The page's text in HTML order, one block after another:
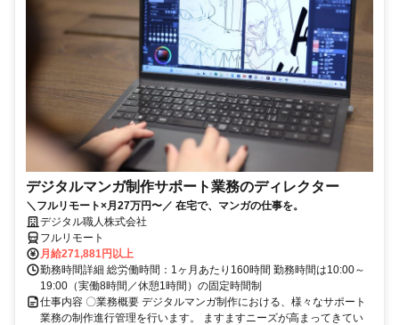
デジタルマンガ制作サポート業務のディレクター
＼フルリモート×月27万円〜／ 在宅で、マンガの仕事を。
デジタル職人株式会社
フルリモート
月給271,881円以上
勤務時間詳細 総労働時間：1ヶ月あたり160時間 勤務時間は10:00～
19:00（実働8時間／休憩1時間）の固定時間制
仕事内容 〇業務概要 デジタルマンガ制作における、様々なサポート
業務の制作進行管理を行います。 ますますニーズが高まってきてい